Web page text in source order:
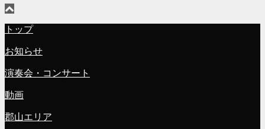
トップ
お知らせ
演奏会・コンサート
動画
郡山エリア